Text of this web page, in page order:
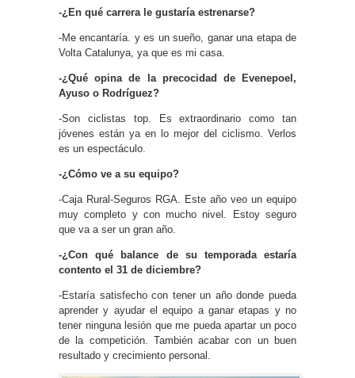
-¿En qué carrera le gustaría estrenarse?
-Me encantaría. y es un sueño, ganar una etapa de
Volta Catalunya, ya que es mi casa.
-¿Qué opina de la precocidad de Evenepoel,
Ayuso o Rodríguez?
-Son ciclistas top. Es extraordinario como tan
jóvenes están ya en lo mejor del ciclismo. Verlos
es un espectáculo.
-¿Cómo ve a su equipo?
-Caja Rural-Seguros RGA. Este año veo un equipo
muy completo y con mucho nivel. Estoy seguro
que va a ser un gran año.
-¿Con qué balance de su temporada estaría
contento el 31 de diciembre?
-Estaría satisfecho con tener un año donde pueda
aprender y ayudar el equipo a ganar etapas y no
tener ninguna lesión que me pueda apartar un poco
de la competición. También acabar con un buen
resultado y crecimiento personal.